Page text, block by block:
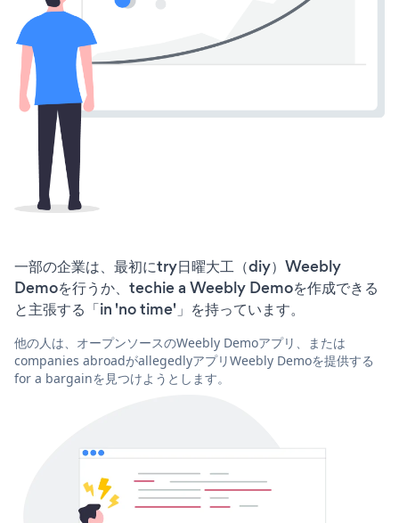
一部の企業は、最初にtry日曜大工（diy）Weebly
Demoを行うか、techie a Weebly Demoを作成できる
と主張する「in 'no time'」を持っています。
他の人は、オープンソースのWeebly Demoアプリ、または
companies abroadがallegedlyアプリWeebly Demoを提供する
for a bargainを見つけようとします。